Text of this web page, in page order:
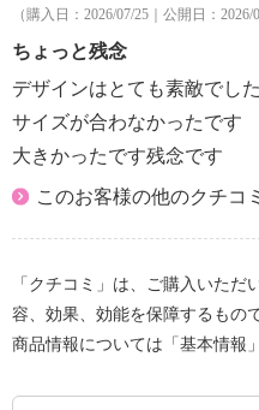
（購入日：2026/07/25｜公開日：2026/
ちょっと残念
デザインはとても素敵でし
サイズが合わなかったです
大きかったです残念です
このお客様の他のクチコ
「クチコミ」は、ご購入いた
容、効果、効能を保障するもの
商品情報については「基本情報